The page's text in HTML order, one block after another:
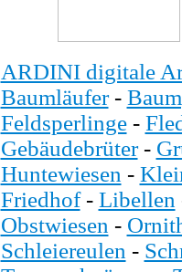
ARDINI digitale
Baumläufer-
Feldsperlinge-
Gebäudebrüter-
Huntewiesen -
Friedhof- Libellen
Obstwiesen -
Schleiereulen -